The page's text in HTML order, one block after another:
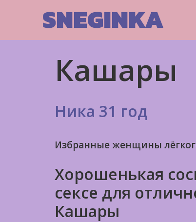
SNEGINKA
Кашары
Ника 31 год
Избранные женщины
Хорошенькая
сексе для
Кашары